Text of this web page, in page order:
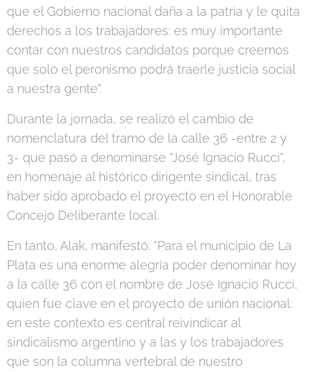
que el Gobierno nacional daña a la patria y le quita
derechos a los trabajadores: es muy importante
contar con nuestros candidatos porque creemos
que solo el peronismo podrá traerle justicia social
a nuestra gente".
Durante la jornada, se realizó el cambio de
nomenclatura del tramo de la calle 36 -entre 2 y
3- que pasó a denominarse "José Ignacio Rucci",
en homenaje al histórico dirigente sindical, tras
haber sido aprobado el proyecto en el Honorable
Concejo Deliberante local.
En tanto, Alak, manifestó: "Para el municipio de La
Plata es una enorme alegría poder denominar hoy
a la calle 36 con el nombre de José Ignacio Rucci,
quien fue clave en el proyecto de unión nacional:
en este contexto es central reivindicar al
sindicalismo argentino y a las y los trabajadores
que son la columna vertebral de nuestro